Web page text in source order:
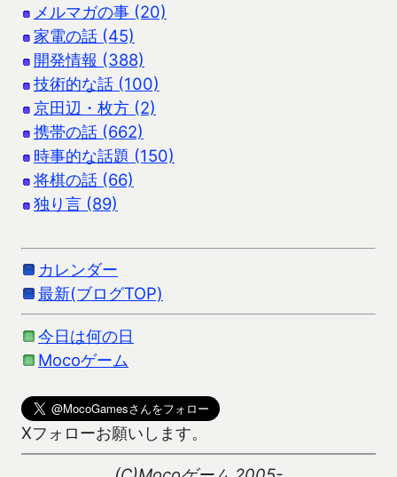
メルマガの事 (20)
家電の話 (45)
開発情報 (388)
技術的な話 (100)
京田辺・枚方 (2)
携帯の話 (662)
時事的な話題 (150)
将棋の話 (66)
独り言 (89)
カレンダー
最新(ブログTOP)
今日は何の日
Mocoゲーム
Xフォローお願いします。